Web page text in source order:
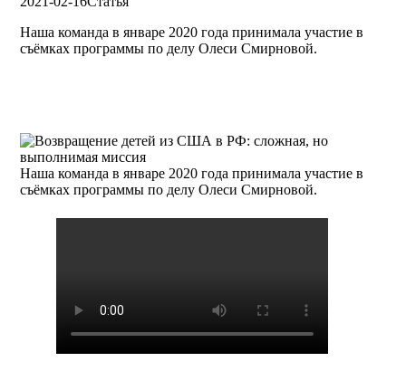
Наша команда в январе 2020 года принимала участие в
съёмках программы по делу Олеси Смирновой.
Наша команда в январе 2020 года принимала участие в
съёмках программы по делу Олеси Смирновой.